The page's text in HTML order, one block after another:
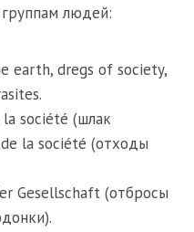
людей:
earth, dregs of society,
société (шлак
la société (отходы
Gesellschaft (отбросы